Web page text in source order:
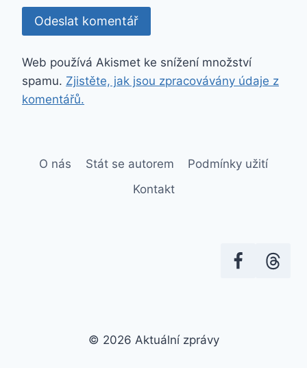
Web používá Akismet ke snížení množství
spamu. Zjistěte, jak jsou zpracovávány údaje z
komentářů.
O nás Stát se autorem
Podmínky užití
Kontakt
© 2026 Aktuální zprávy